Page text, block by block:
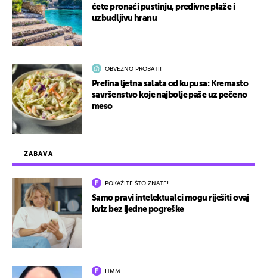
ZABAVA
POKAŽITE ŠTO ZNATE!
Samo pravi intelektualci mogu riješiti ovaj
kviz bez ijedne pogreške
HMM…
ćete pronaći pustinju, predivne plaže i
uzbudljivu hranu
OBVEZNO PROBATI!
Prefina ljetna salata od kupusa: Kremasto
savršenstvo koje najbolje paše uz pečeno
meso